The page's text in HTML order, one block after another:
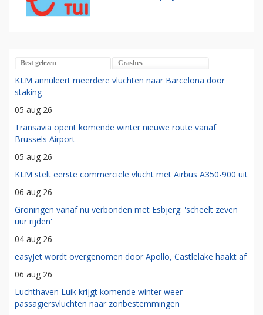
Best gelezen Crashes
KLM annuleert meerdere vluchten naar Barcelona door
staking
05 aug 26
Transavia opent komende winter nieuwe route vanaf
Brussels Airport
05 aug 26
KLM stelt eerste commerciële vlucht met Airbus A350-900 uit
06 aug 26
Groningen vanaf nu verbonden met Esbjerg: 'scheelt zeven
uur rijden'
04 aug 26
easyJet wordt overgenomen door Apollo, Castlelake haakt af
06 aug 26
Luchthaven Luik krijgt komende winter weer
passagiersvluchten naar zonbestemmingen